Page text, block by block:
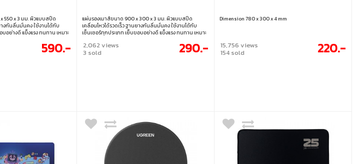
550 x 3 มม. ผิวแบบสปีด
างกันลื่นมั่นคง ใช้งานได้กับ
บอย่างดี แข็งแรง ทนทาน เหมาะ
590.-
แผ่นรองเมาส์ขนาด 900 x 300 x 3 มม. ผิวแบบสปีด
เคลื่อนไหวได้รวดเร็ว ฐานยางกันลื่นมั่นคง ใช้งานได้กับ
เซ็นเซอร์ทุกประเภท เย็บขอบอย่างดี แข็งแรง ทนทาน เหมาะ
2,062 views
3 sold 290.-
Dimension 780 x 300 x 4 mm
15,756 views
154 sold 220.-